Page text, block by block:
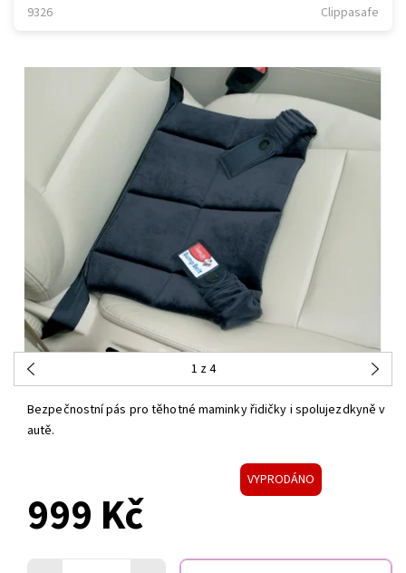
9326 Clippasafe
1 z 4
Bezpečnostní pás pro těhotné maminky řidičky i spolujezdkyně v
autě.
VYPRODÁNO
999 Kč